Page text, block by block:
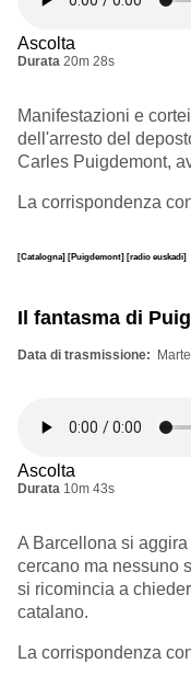
Ascolta
Durata 20m 28s
Manifestazioni e
dell'arresto del
Carles Puigdemont,
La corrispondenza
[Catalogna] [Puigdemont] [radio euskadi]
Il fantasma di
Data di trasmissione
Ascolta
Durata 10m 43s
A Barcellona si
cercano ma nessuno
si ricomincia a
catalano.
La corrispondenza